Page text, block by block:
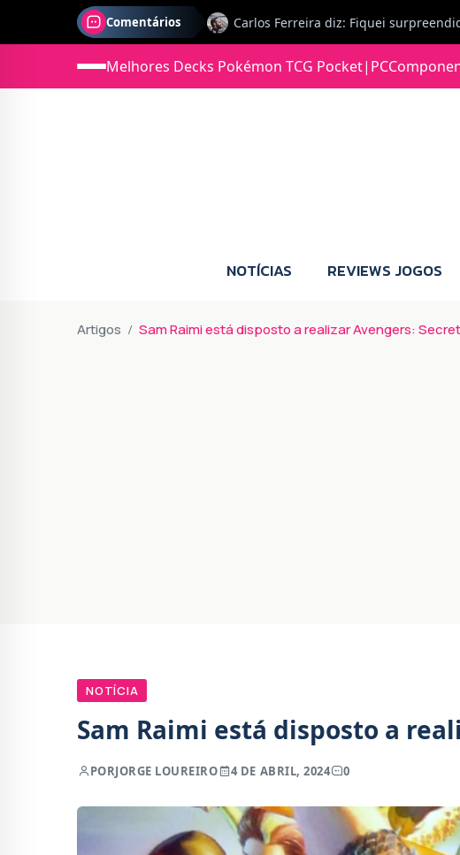
Comentários
Jonas diz: Estou seriamente com
Melhores Decks Pokémon TCG Pocket|
NOTÍCIAS REVIEWS JOGOS
Artigos Sam Raimi está disposto a realizar Avengers:
NOTÍCIA
Sam Raimi está disposto a
PORJORGE LOUREIRO 4 DE ABRIL, 2024 0